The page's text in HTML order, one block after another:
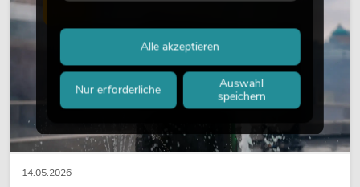
wirken lassen.
14.05.2026
Nur erforderliche
Auswahl
speichern
Alle akzeptieren